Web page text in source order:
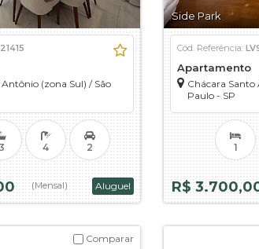
(zona Sul) / São
Aluguel
(Mensal)
3 4 2
Side Park
Apartamento
Chácara Santo
Paulo - SP
Cód. Referência:
R$
1
Comparar